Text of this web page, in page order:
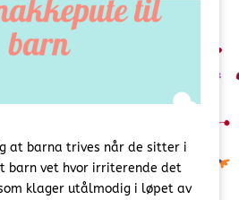
at barna trives når de sitter i
barn vet hvor irriterende det
klager utålmodig i løpet av